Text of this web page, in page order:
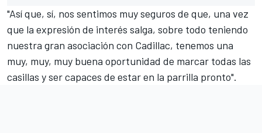
"Así que, sí, nos sentimos muy seguros de que, una vez
que la expresión de interés salga, sobre todo teniendo
nuestra gran asociación con Cadillac, tenemos una
muy, muy, muy buena oportunidad de marcar todas las
casillas y ser capaces de estar en la parrilla pronto".